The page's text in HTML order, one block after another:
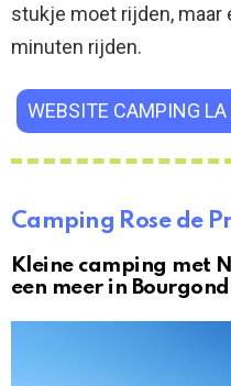
stukje moet rijden, maar
minuten rijden.
WEBSITE CAMPING LA
Camping Rose de
Kleine camping met
een meer in